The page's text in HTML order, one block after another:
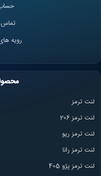
تماس
رویه
لنت ترمز
لنت ترمز 206
لنت ترمز ریو
لنت ترمز رانا
لنت ترمز پژو 405